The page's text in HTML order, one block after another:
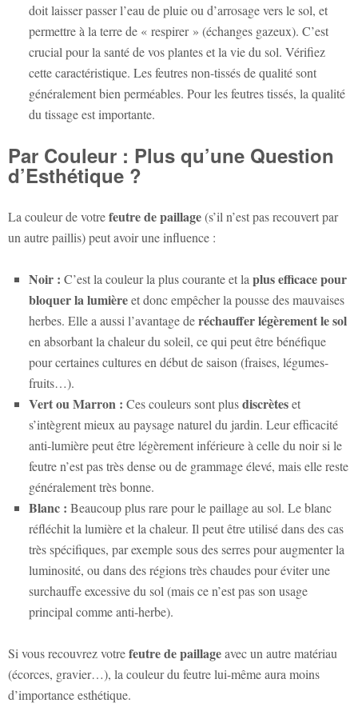
doit laisser passer l’eau de pluie ou d’arrosage vers le sol, et
permettre à la terre de « respirer » (échanges gazeux). C’est
crucial pour la santé de vos plantes et la vie du sol. Vérifiez
cette caractéristique. Les feutres non-tissés de qualité sont
généralement bien perméables. Pour les feutres tissés, la qualité
du tissage est importante.
Par Couleur : Plus qu’une Question
d’Esthétique ?
La couleur de votrefeutre de paillage(s’il n’est pas recouvert par
un autre paillis) peut avoir une influence :
Noir : C’est la couleur la plus courante et la plus efficace pour
bloquer la lumièreet donc empêcher la pousse des mauvaises
herbes. Elle a aussi l’avantage deréchauffer légèrement le sol
en absorbant la chaleur du soleil, ce qui peut être bénéfique
pour certaines cultures en début de saison (fraises, légumes-
fruits…).
Vert ou Marron : Ces couleurs sont plusdiscrèteset
s’intègrent mieux au paysage naturel du jardin. Leur efficacité
anti-lumière peut être légèrement inférieure à celle du noir si le
feutre n’est pas très dense ou de grammage élevé, mais elle reste
généralement très bonne.
Blanc : Beaucoup plus rare pour le paillage au sol. Le blanc
réfléchit la lumière et la chaleur. Il peut être utilisé dans des cas
très spécifiques, par exemple sous des serres pour augmenter la
luminosité, ou dans des régions très chaudes pour éviter une
surchauffe excessive du sol (mais ce n’est pas son usage
principal comme anti-herbe).
Si vous recouvrez votrefeutre de paillageavec un autre matériau
(écorces, gravier…), la couleur du feutre lui-même aura moins
d’importance esthétique.